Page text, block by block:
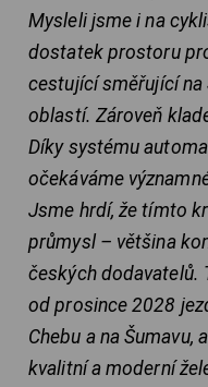
Mysleli jsme i na
dostatek prostoru
cestující směřující na
oblastí. Zároveň
Díky systému
očekáváme
Jsme hrdí, že tímto
průmysl – většina
českých dodavatelů.
od prosince 2028
Chebu a na Šumavu,
kvalitní a moderní